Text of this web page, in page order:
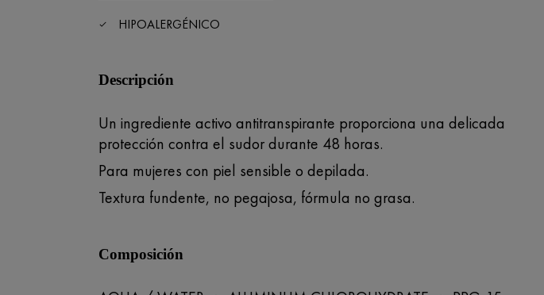
HIPOALERGÉNICO
Descripción
Un ingrediente activo antitranspirante proporciona una delicada
protección contra el sudor durante 48 horas.
Para mujeres con piel sensible o depilada.
Textura fundente, no pegajosa, fórmula no grasa.
Composición